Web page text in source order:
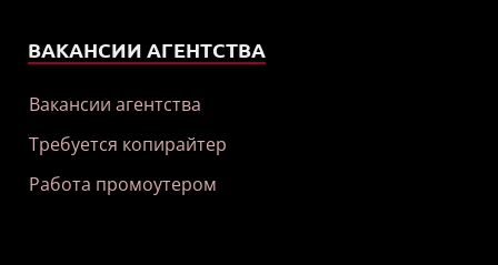
ВАКАНСИИ АГЕНТСТВА
Вакансии агентства
Требуется копирайтер
Работа промоутером